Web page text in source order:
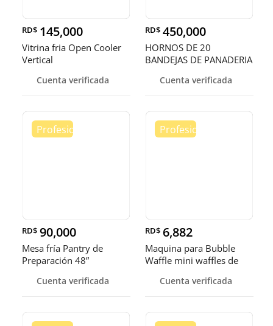
RD$ 145,000
Vitrina fria Open Cooler
Vertical
Cuenta verificada
RD$ 450,000
HORNOS DE 20
BANDEJAS DE PANADERIA
Cuenta verificada
RD$ 90,000
Mesa fría Pantry de
Preparación 48”
Cuenta verificada
RD$ 6,882
Maquina para Bubble
Waffle mini waffles de
Cuenta verificada